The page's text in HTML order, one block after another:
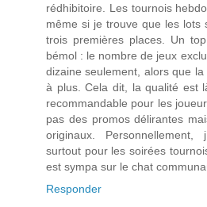
rédhibitoire. Les tournois
même si je trouve que les lots
trois premières places. Un
bémol : le nombre de jeux
dizaine seulement, alors que
à plus. Cela dit, la qualité est
recommandable pour les
pas des promos délirantes
originaux. Personnellement,
surtout pour les soirées
est sympa sur le chat
Responder